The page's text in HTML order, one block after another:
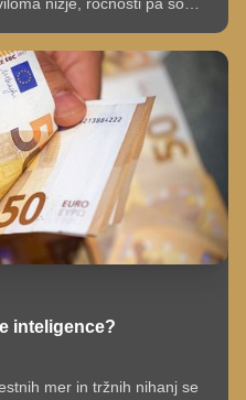
Do katere starosti banke
inteligence?
mer in tržnih nihanj se